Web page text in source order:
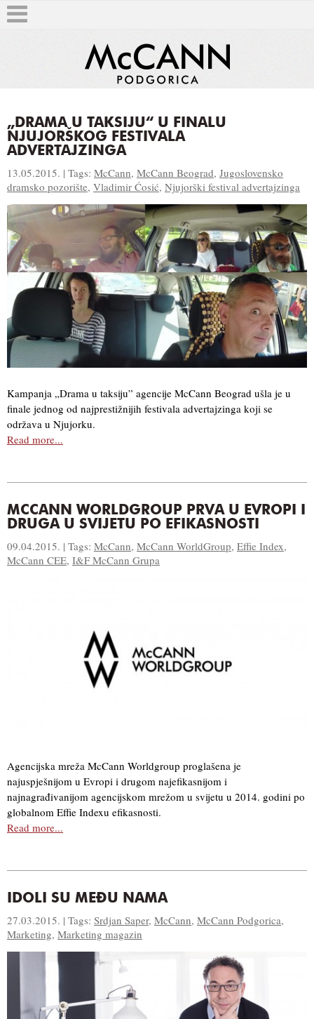
„DRAMA U TAKSIJU“ U FINALU
NJUJORŠKOG FESTIVALA
ADVERTAJZINGA
13.05.2015. | Tags: McCann, McCann Beograd, Jugoslovensko
dramsko pozorište, Vladimir Ćosić, Njujorški festival advertajzinga
Kampanja „Drama u taksiju” agencije McCann Beograd ušla je u
finale jednog od najprestižnijih festivala advertajzinga koji se
održava u Njujorku.
Read more...
MCCANN WORLDGROUP PRVA U EVROPI I
DRUGA U SVIJETU PO EFIKASNOSTI
09.04.2015. | Tags: McCann, McCann WorldGroup, Effie Index,
McCann CEE, I&F McCann Grupa
Agencijska mreža McCann Worldgroup proglašena je
najuspješnijom u Evropi i drugom najefikasnijom i
najnagrađivanijom agencijskom mrežom u svijetu u 2014. godini po
globalnom Effie Indexu efikasnosti.
Read more...
IDOLI SU MEĐU NAMA
27.03.2015. | Tags: Srdjan Saper, McCann, McCann Podgorica,
Marketing, Marketing magazin